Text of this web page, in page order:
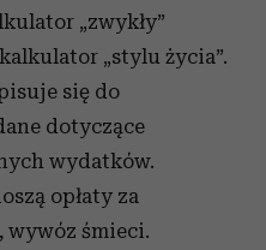
„zwykły”
„stylu życia”.
się do
dotyczące
wydatków.
opłaty za
wywóz śmieci.